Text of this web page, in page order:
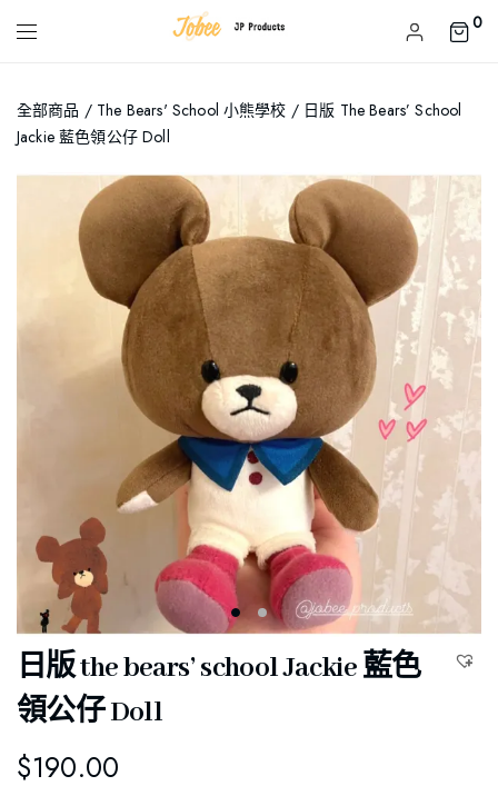
0
全部商品 / The Bears' School 小熊學校 / 日版 The Bears’ School
Jackie 藍色領公仔 Doll
日版 the bears’ school Jackie 藍色
領公仔 Doll
$190.00